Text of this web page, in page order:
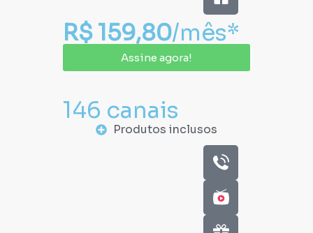
R$ 159,80/mês*
Assine agora!
146 canais
Produtos inclusos